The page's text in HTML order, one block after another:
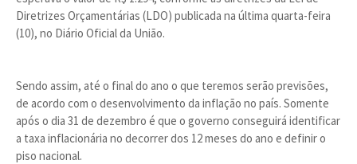
Diretrizes Orçamentárias (LDO) publicada na última quarta-feira
(10), no Diário Oficial da União.
Sendo assim, até o final do ano o que teremos serão previsões,
de acordo com o desenvolvimento da inflação no país. Somente
após o dia 31 de dezembro é que o governo conseguirá identificar
a taxa inflacionária no decorrer dos 12 meses do ano e definir o
piso nacional.